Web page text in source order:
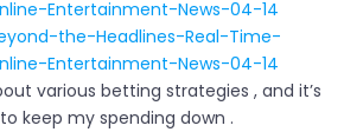
Entertainment-News-04-14
the-Headlines-Real-Time-
Entertainment-News-04-14
various betting strategies , and it’s
keep my spending down .